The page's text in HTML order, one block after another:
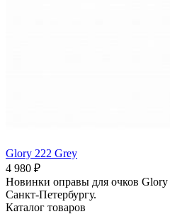
Glory 222 Grey
4 980 ₽
Новинки оправы для очков Glory
Санкт-Петербургу.
Каталог товаров